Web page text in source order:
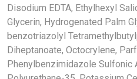
Disodium EDTA, Ethylhexyl
Glycerin, Hydrogenated Palm
benzotriazolyl
Diheptanoate, Octocrylene,
Phenylbenzimidazole Sulfonic